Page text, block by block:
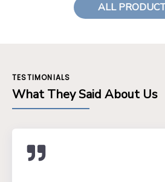
ALL
TESTIMONIALS
What They Said About Us